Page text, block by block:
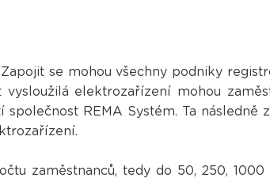
se mohou všechny podniky
elektrozařízení mohou
REMA Systém. Ta následně
zaměstnanců, tedy do 50, 250, 1000